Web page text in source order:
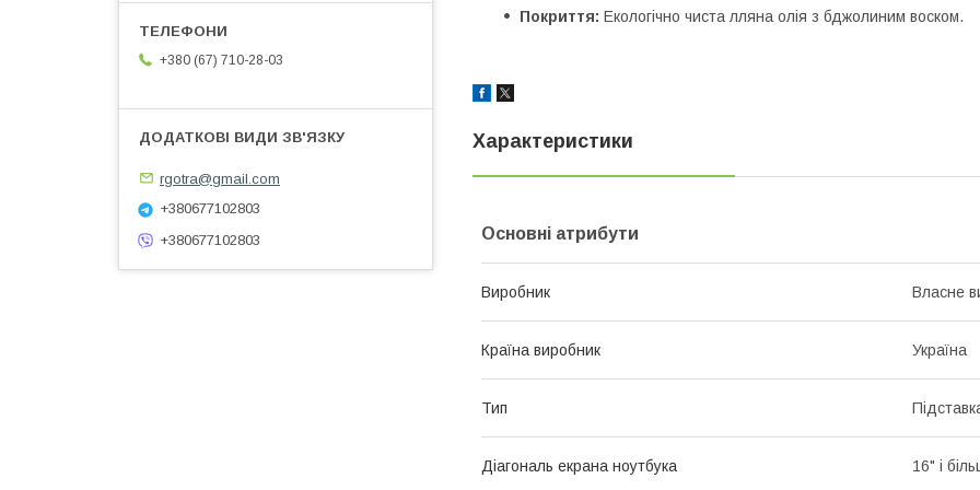
Покриття: Екологічно чиста лляна олія з бджолиним воском.
Характеристики
Основні атрибути
Виробник Власне
Країна виробник Україна
Тип
Діагональ екрана ноутбука 16" і
+380 (67) 710-28-03
rgotra@gmail.com
+380677102803
+380677102803